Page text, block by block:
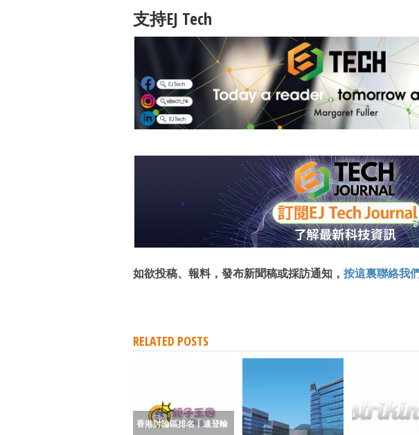
支持EJ Tech
如欲投稿、報料，發布新聞稿或採訪通知， 按這裏聯絡我們
RELATED POSTS
香港討論區排名丨連登輸